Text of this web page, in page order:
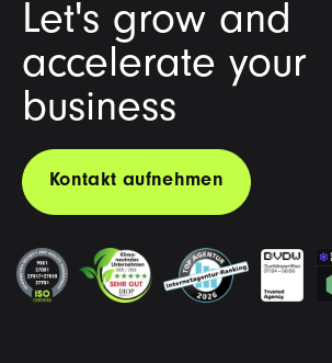
Let's grow and
accelerate your
business
Kontakt aufnehmen